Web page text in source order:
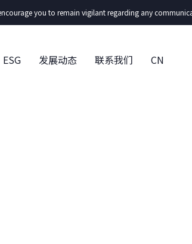
you to remain vigilant regarding any
ESG 发展动态 联系我们 CN